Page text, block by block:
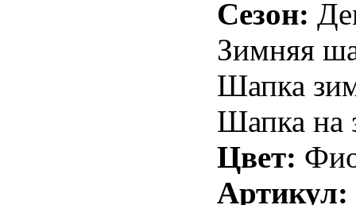
Сезон:
Зимняя
Шапка
Шапка на
Цвет:
Артикул: